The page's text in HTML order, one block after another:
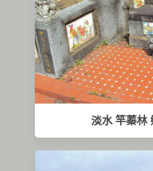
淡水 竿蓁林